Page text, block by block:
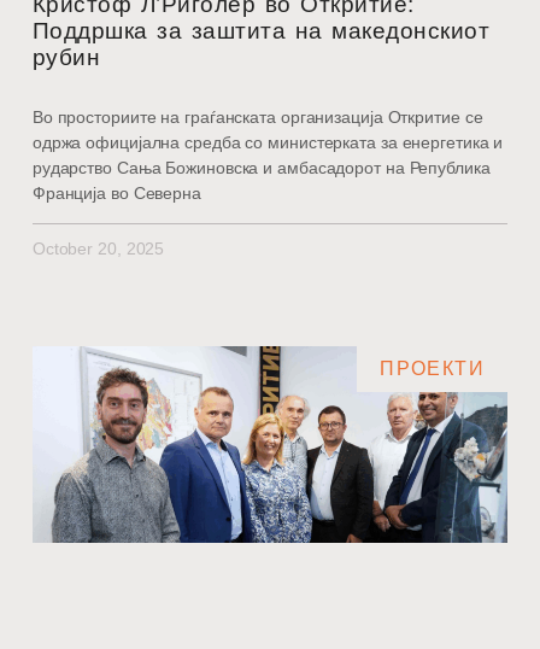
Поддршка за заштита на македонскиот
рубин
Во просториите на граѓанската организација Откритие се
одржа официјална средба со министерката за енергетика и
рударство Сања Божиновска и амбасадорот на Република
Франција во Северна
October 20, 2025
ПРОЕКТИ